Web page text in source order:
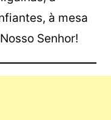
à mesa
Senhor!